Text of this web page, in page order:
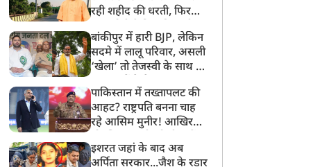
रही शहीद की धरती, फिर
पीढ़ियों का दर्द
बांकीपुर में हारी BJP, लेकिन
सदमे में लालू परिवार, असली
‘खेला’ तो तेजस्वी के साथ हो
पाकिस्तान में तख्तापलट की
आहट? राष्ट्रपति बनना चाह
रहे आसिम मुनीर! आखिर
बनाया मोहरा?
इशरत जहां के बाद अब
अर्पिता सरकार...जैश के रडार